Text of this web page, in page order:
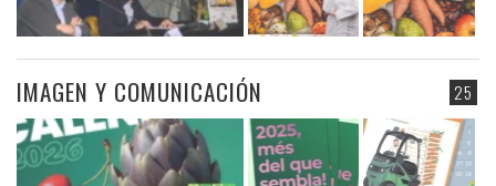
25
IMAGEN Y COMUNICACIÓN